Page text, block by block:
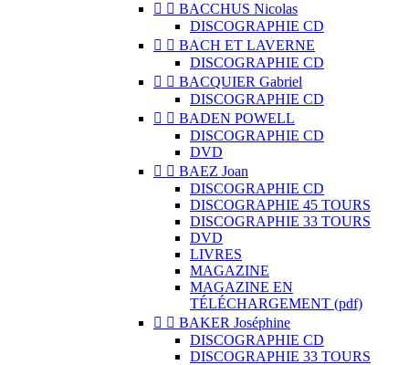
  BACCHUS Nicolas
DISCOGRAPHIE CD
  BACH ET LAVERNE
DISCOGRAPHIE CD
  BACQUIER Gabriel
DISCOGRAPHIE CD
  BADEN POWELL
DISCOGRAPHIE CD
DVD
  BAEZ Joan
DISCOGRAPHIE CD
DISCOGRAPHIE 45 TOURS
DISCOGRAPHIE 33 TOURS
DVD
LIVRES
MAGAZINE
MAGAZINE EN
TÉLÉCHARGEMENT (pdf)
  BAKER Joséphine
DISCOGRAPHIE CD
DISCOGRAPHIE 33 TOURS